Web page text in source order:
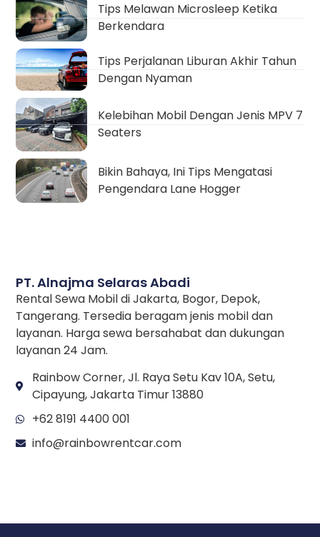
PT. Alnajma Selaras Abadi
Rental Sewa Mobil di Jakarta, Bogor, Depok,
Tangerang. Tersedia beragam jenis mobil dan
layanan. Harga sewa bersahabat dan dukungan
layanan 24 Jam.
Rainbow Corner, Jl. Raya Setu Kav 10A, Setu,
Cipayung, Jakarta Timur 13880
+62 8191 4400 001
info@rainbowrentcar.com
Tips Melawan Microsleep Ketika
Berkendara
Tips Perjalanan Liburan Akhir Tahun
Dengan Nyaman
Kelebihan Mobil Dengan Jenis MPV 7
Seaters
Bikin Bahaya, Ini Tips Mengatasi
Pengendara Lane Hogger